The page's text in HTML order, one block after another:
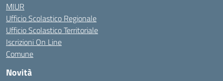
MIUR
Ufficio Scolastico Regionale
Ufficio Scolastico Territoriale
Iscrizioni On Line
Comune
Novità